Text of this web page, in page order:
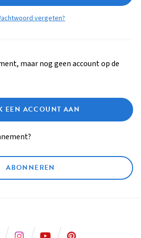
vergeten?
maar nog geen account op de
EEN ACCOUNT AAN
ABONNEREN